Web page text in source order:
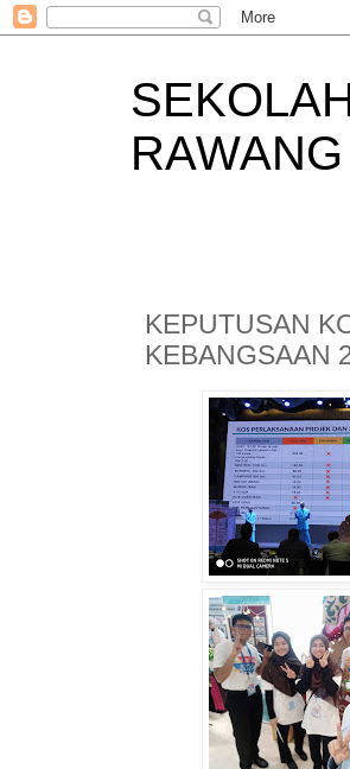
RAWANG
KEPUTUSAN
KEBANGSAAN